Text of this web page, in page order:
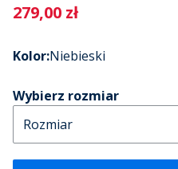
Current
279,00 zł
Kolor:Niebieski
Wybierz rozmiar